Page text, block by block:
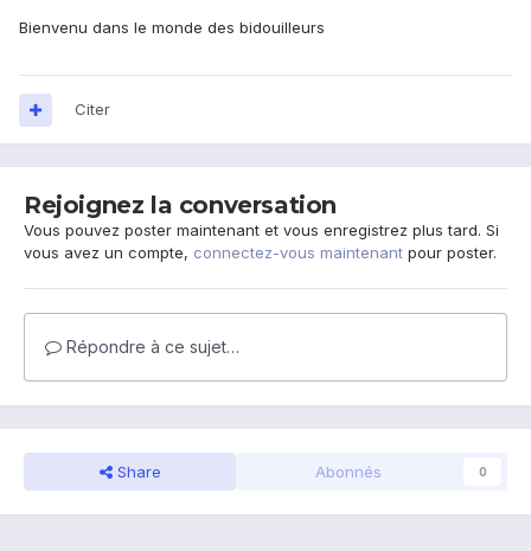
Bienvenu dans le monde des bidouilleurs
Citer
Rejoignez la conversation
Vous pouvez poster maintenant et vous enregistrez plus tard. Si
vous avez un compte, connectez-vous maintenant pour poster.
Répondre à ce sujet…
Share Abonnés 0